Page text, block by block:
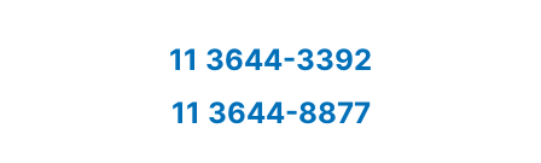
11 3644-3392
11 3644-8877